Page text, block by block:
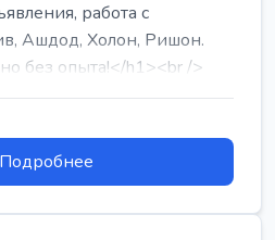
работа с
Ашдод, Холон, Ришон.
без опыта!</h1><br />
Подробнее